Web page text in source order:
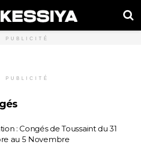
PUBLICITÉ
PUBLICITÉ
: Congés de Toussaint du 31
au 5 Novembre